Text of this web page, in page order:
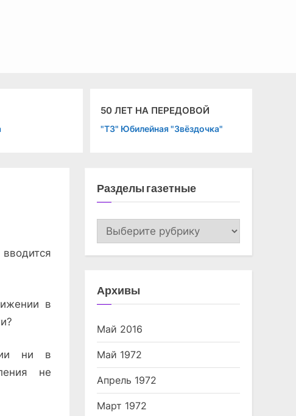
50 ЛЕТ НА ПЕРЕДОВОЙ
"ТЗ" Юбилейная "Звёздочка" "СЭ" Атлас-72
в
ни в
не
Разделы газетные
Разделы
газетные
Архивы
Май 2016
Май 1972
Апрель 1972
Март 1972